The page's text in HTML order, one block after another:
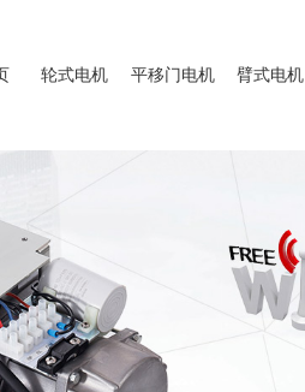
轮式电机 平移门电机 臂式电机